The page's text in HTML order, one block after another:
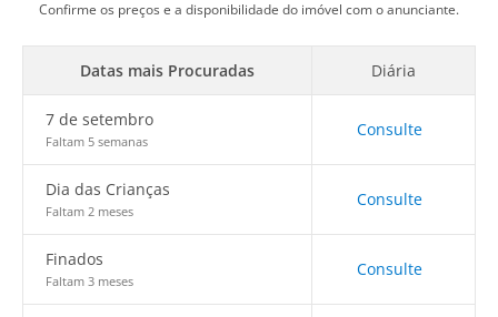
Confirme os preços e a disponibilidade do imóvel com o anunciante.
Datas mais Procuradas Diária
7 de setembro
Faltam 5 semanas
Consulte
Dia das Crianças
Faltam 2 meses
Consulte
Finados
Faltam 3 meses
Consulte